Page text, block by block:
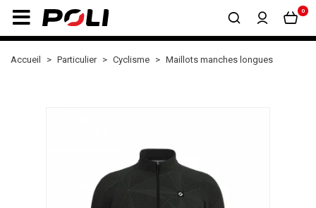
0
Accueil Particulier Cyclisme Maillots manches longues